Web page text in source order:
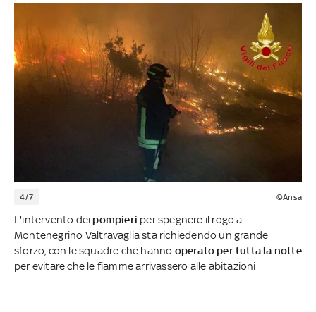
4/7 ©Ansa
L'intervento dei pompieri per spegnere il rogo a
Montenegrino Valtravaglia sta richiedendo un grande
sforzo, con le squadre che hanno operato per tutta la notte
per evitare che le fiamme arrivassero alle abitazioni